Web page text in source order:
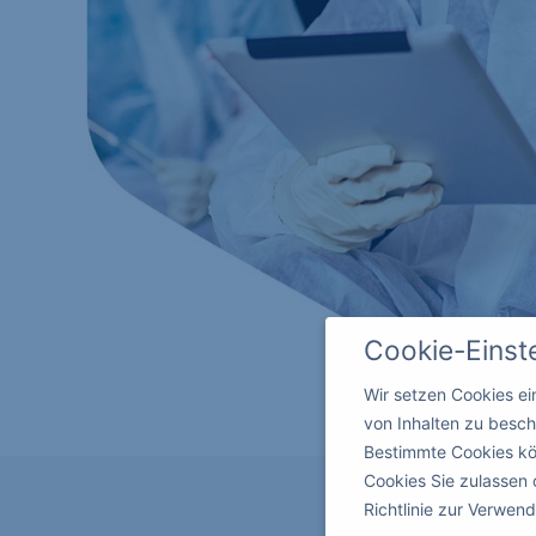
Cookie-
Wir setzen Cookies
von Inhalten zu
Bestimmte Cookies
Cookies Sie
Richtlinie zur